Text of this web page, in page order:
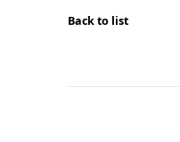
Back to list